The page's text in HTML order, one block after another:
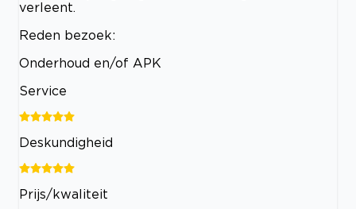
verleent.
Reden bezoek:
Onderhoud en/of APK
Service
Deskundigheid
Prijs/kwaliteit